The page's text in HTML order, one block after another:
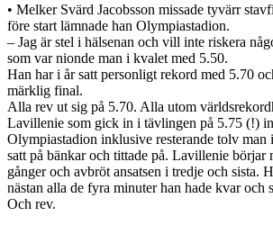
• Melker Svärd Jacobsson missade tyvärr
före start lämnade han Olympiastadion.
– Jag är stel i hälsenan och vill inte riskera
som var nionde man i kvalet med 5.50.
Han har i år satt personligt rekord med 5.70
märklig final.
Alla rev ut sig på 5.70. Alla utom
Lavillenie som gick in i tävlingen på 5.75 (!)
Olympiastadion inklusive resterande tolv man
satt på bänkar och tittade på. Lavillenie börjar
gånger och avbröt ansatsen i tredje och sista.
nästan alla de fyra minuter han hade kvar och
Och rev.